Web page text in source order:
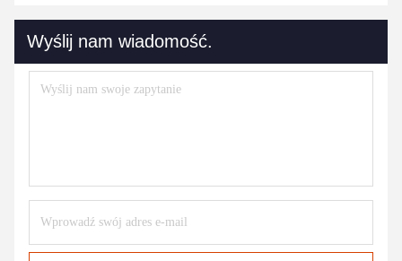
Wyślij nam wiadomość.